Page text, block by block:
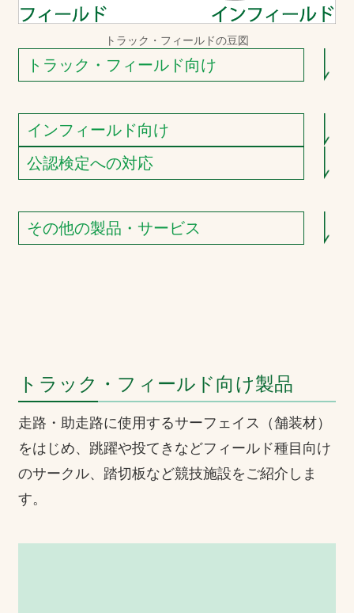
トラック・フィールドの豆図
トラック・フィールド向け
インフィールド向け
公認検定への対応
その他の製品・サービス
トラック・フィールド向け製品
走路・助走路に使用するサーフェイス（舗装材）
をはじめ、跳躍や投てきなどフィールド種目向け
のサークル、踏切板など競技施設をご紹介しま
す。